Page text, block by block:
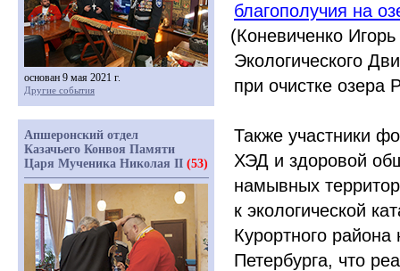
благополучия на
(Коневиченко
Экологического
при очистке озера
Также участники
ХЭД и здоровой
намывных
к экологической
Курортного
Петербурга, что
основан 9 мая 2021 г.
Другие события
Апшеронский отдел
Казачьего Конвоя Памяти
Царя Мученика Николая II (53)